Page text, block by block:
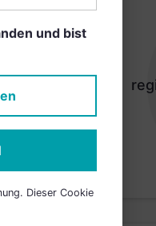
und bist
Dieser Cookie